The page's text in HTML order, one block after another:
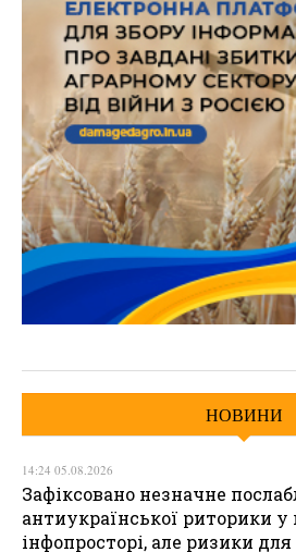
НОВИНИ
14:24 05.08.2026
Зафіксовано незначне
антиукраїнської риторики
інфопросторі, але ризики для